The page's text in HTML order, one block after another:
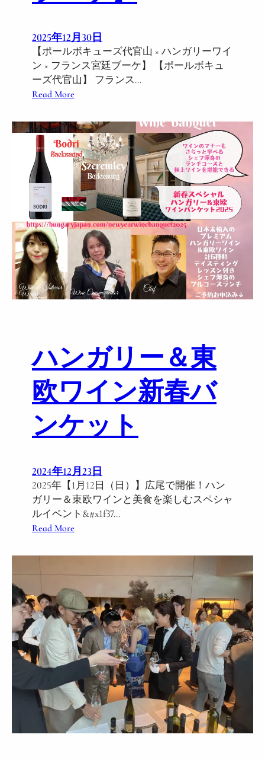
2025年12月30日
【ポールボキューズ代官山 × ハンガリーワイ
ン × フランス宮廷ブーケ】 【ポールボキュ
ーズ代官山】 フランス…
Read More
/
1
6
(
金
)
1
9
～
【
ポ
ー
ュ
ー
ズ
代
官
山
×
ン
ガ
リ
ー
ワ
イ
フ
ラ
ン
ス
宮
廷
ブ
ー
ケ
】
ハンガリー＆東
欧ワイン新春バ
ンケット
2024年12月23日
2025年【1月12日（日）】広尾で開催！ハン
ガリー＆東欧ワインと美食を楽しむスペシャ
ルイベント&#x1f37…
Read More
ン
ー
＆
東
欧
ワ
ン
新
春
バ